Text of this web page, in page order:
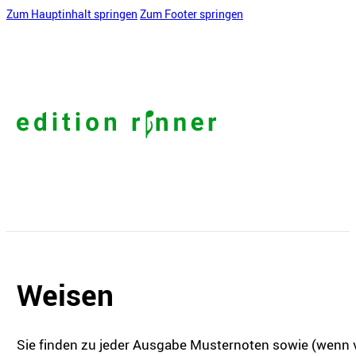
Zum Hauptinhalt springen Zum Footer springen
Weisen
Sie finden zu jeder Ausgabe Musternoten sowie